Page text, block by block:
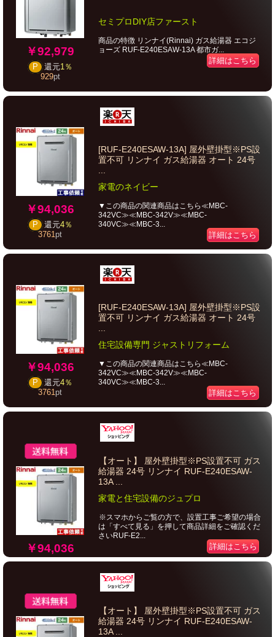
￥92,979
P 還元1％
929pt
セミプロDIY店ファースト
商品の特徴 リンナイ(Rinnai) ガス給湯器 エコジ
ョーズ RUF-E240ESAW-13A 都市ガ...
詳細はこちら
￥94,036
P 還元4％
3761 pt
[RUF-E240ESAW-13A] 屋外壁掛型※PS設
置不可 リンナイ ガス給湯器 オート 24号
家電のネイビー
▼この商品の関連商品はこちら≪MBC-
342VC≫≪MBC-342V≫≪MBC-
340VC≫≪MBC-3...
詳細はこちら
￥94,036
P 還元4％
3761 pt
[RUF-E240ESAW-13A] 屋外壁掛型※PS設
置不可 リンナイ ガス給湯器 オート 24号
住宅設備専門 ジャストリフォーム
▼この商品の関連商品はこちら≪MBC-
342VC≫≪MBC-342V≫≪MBC-
340VC≫≪MBC-3...
詳細はこちら
￥94,036
【オート】 屋外壁掛型※PS設置不可 ガス
給湯器 24号 リンナイ RUF-E240ESAW-
13A ...
家電と住宅設備のジュプロ
※スマホからご覧の方で、設置工事ご希望の場合
は「すべて見る」を押して商品詳細をご確認くだ
さいRUF-E2...
詳細はこちら
【オート】 屋外壁掛型※PS設置不可 ガス
給湯器 24号 リンナイ RUF-E240ESAW-
13A ...